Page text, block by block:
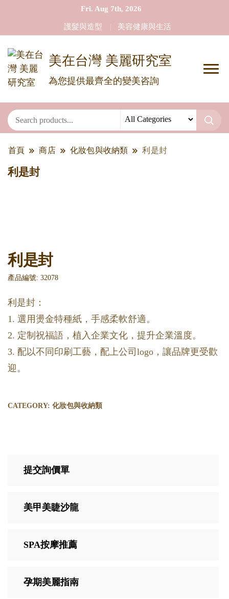
Fri. Aug 7th, 2026
護髮與造型 美容健康與生活
美在台灣 美麗研究室
為您提供最齊全的變美咨詢
首頁 商店 化妝包與收納類 利是封
利是封
利是封
產品編號: 32078
利是封：
1. 選用燙金特種紙，手感柔軟舒適。
2. 定制祝福語，植入企業文化，提升企業溫度。
3. 配以不同印刷工藝，配上公司logo，讓品牌更受歡
迎。
CATEGORY: 化妝包與收納類
提交詢價單
美甲美睫沙龍
SPA按摩推薦
孕期美麗指南